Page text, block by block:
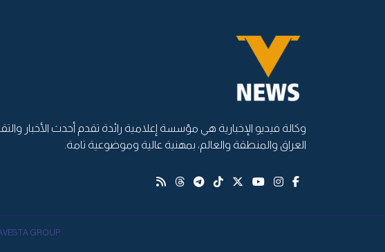
وكالة فيديو الإخبارية هي مؤسسة إعلامية رائدة تقدم أحدث الأخبار
العراق والمنطقة والعالم، بمهنية عالية وموضوعية تامة.
GROUP